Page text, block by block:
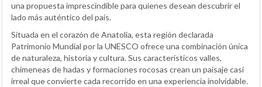
una propuesta imprescindible para quienes desean descubrir el
lado más auténtico del país.
Situada en el corazón de Anatolia, esta región declarada
Patrimonio Mundial por la UNESCO ofrece una combinación única
de naturaleza, historia y cultura. Sus característicos valles,
chimeneas de hadas y formaciones rocosas crean un paisaje casi
irreal que convierte cada recorrido en una experiencia inolvidable.